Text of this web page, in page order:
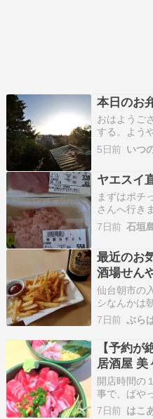
本日のお
おはようご
する。よう
いところあ
が。それは
もの。・・
が・・・。
5日前 いつ
ヤエスイ
まずはポチ
さんへ行き
ハダとネギ
ア後ですが
たの機会に
ｗｗ…
7日前 石垣
最近のお
酒場せん
仙台朝市の
シなんかは
魚の匂いの
丼で有名な
がココ。
てすぐに在
られないほ
7日前 ぶら
【予約
居酒屋 美
開店時間の
事で、ぱや
居酒屋 美々
7日前 はこ